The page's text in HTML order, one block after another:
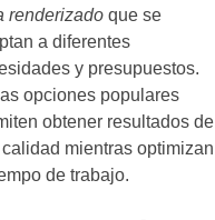
renderizadoque se
a diferentes
y presupuestos.
opciones populares
obtener resultados de
mientras optimizan
de trabajo.